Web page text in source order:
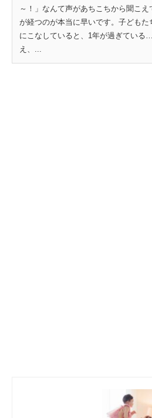
～！」なんて声があちこちから聞こ
が経つのが本当に早いです。子ども
にこなしていると、1年が過ぎている
え、...